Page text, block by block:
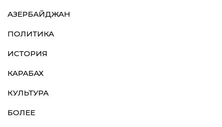
АЗЕРБАЙДЖАН
ПОЛИТИКА
ИСТОРИЯ
КАРАБАХ
КУЛЬТУРА
БОЛЕЕ